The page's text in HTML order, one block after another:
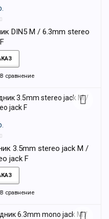
DIN5 M / 6.3mm stereo
В сравнение
3.5mm stereo jack M /
jack F
В сравнение